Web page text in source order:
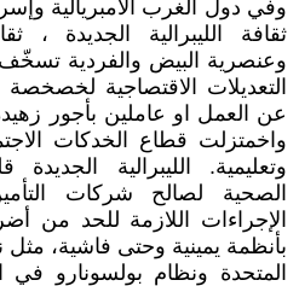
وفي دول الغرب الامبريالية
ثقافة الليبرالية الجديدة ،
وعنصرية البيض والفردية
التعديلات الاقتصاجية
عن العمل او عاملين بأجور
واخمتزلت قطاع الخدكات
وتعليمية. الليبرالية
الصحية لصالح شركات
الإجراءات اللازمة للحد من
بأنظمة يمينية وحتى فاشية،
المتحدة ونظام بولسونارو في